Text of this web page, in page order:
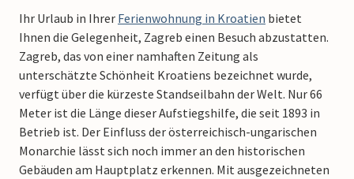
Ihr Urlaub in Ihrer Ferienwohnung in Kroatien bietet
Ihnen die Gelegenheit, Zagreb einen Besuch abzustatten.
Zagreb, das von einer namhaften Zeitung als
unterschätzte Schönheit Kroatiens bezeichnet wurde,
verfügt über die kürzeste Standseilbahn der Welt. Nur 66
Meter ist die Länge dieser Aufstiegshilfe, die seit 1893 in
Betrieb ist. Der Einfluss der österreichisch-ungarischen
Monarchie lässt sich noch immer an den historischen
Gebäuden am Hauptplatz erkennen. Mit ausgezeichneten